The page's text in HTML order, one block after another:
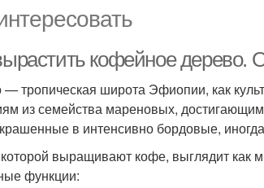
кофейное дерево.
— тропическая широта Эфиопии, как
из семейства мареновых,
в интенсивно бордовые,
выращивают кофе, выглядит как
функции: